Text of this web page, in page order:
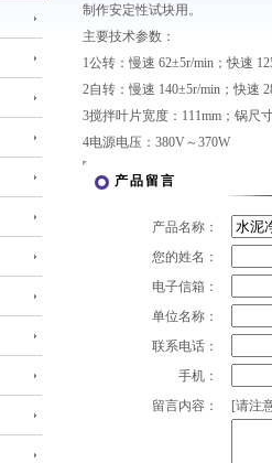
制作安定性试块用。
主要技术参数：
1公转：慢速 62±5r/min；快速
2自转：慢速 140±5r/min；快速
3搅拌叶片宽度：111mm；锅尺
4电源电压：380V～370W
产品留言
产品名称：
您的姓名：
电子信箱：
单位名称：
联系电话：
手机：
留言内容：
[请注